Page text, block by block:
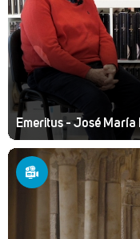
Emeritus - José María